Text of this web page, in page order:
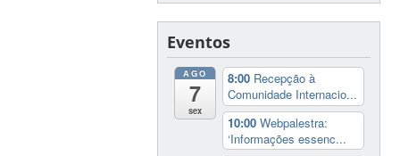
Eventos
AGO
7
sex
8:00 Recepção à
Comunidade Internacio...
10:00Webpalestra:
‘Informações essenc...